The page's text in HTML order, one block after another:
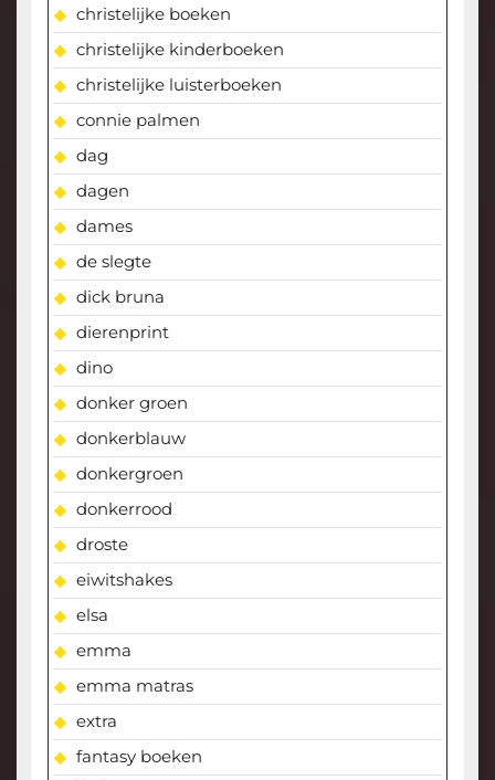
christelijke boeken
christelijke kinderboeken
christelijke luisterboeken
connie palmen
dag
dagen
dames
de slegte
dick bruna
dierenprint
dino
donker groen
donkerblauw
donkergroen
donkerrood
droste
eiwitshakes
elsa
emma
emma matras
extra
fantasy boeken